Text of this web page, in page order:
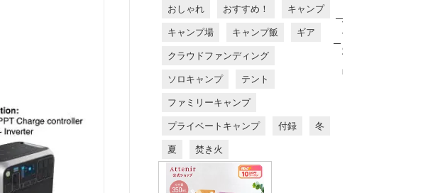
おしゃれ おすすめ！ キャンプ
キャンプ場 キャンプ飯 ギア
クラウドファンディング
ソロキャンプ テント
ファミリーキャンプ
プライベートキャンプ 付録 冬
夏 焚き火
す
す
め
商
品